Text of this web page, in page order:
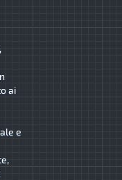
ai
e